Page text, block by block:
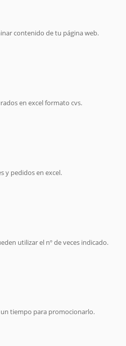
contenido de tu página web.
en excel formato cvs.
y pedidos en excel.
utilizar el nº de veces indicado.
tiempo para promocionarlo.